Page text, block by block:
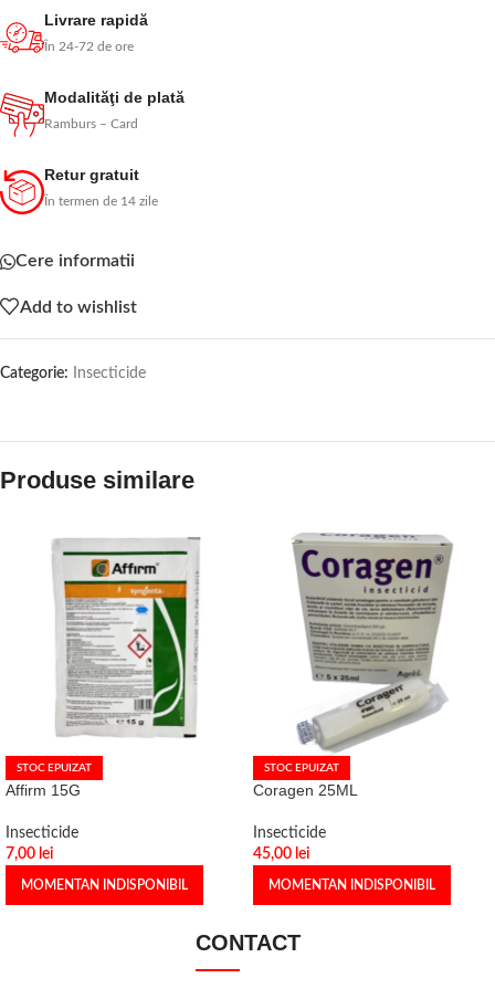
Livrare rapidă
În 24-72 de ore
Modalităţi de plată
Ramburs – Card
Retur gratuit
În termen de 14 zile
Cere informatii
Add to wishlist
Categorie: Insecticide
Produse similare
STOC EPUIZAT
Affirm 15G
Insecticide
7,00 lei
MOMENTAN INDISPONIBIL
STOC EPUIZAT
Coragen 25ML
Insecticide
45,00 lei
MOMENTAN INDISPONIBIL
CONTACT